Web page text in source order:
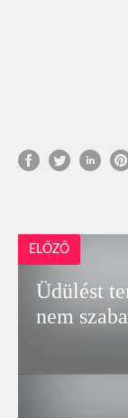
ELŐZŐ
Üdülést
nem